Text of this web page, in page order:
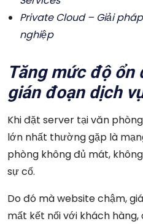
Private Cloud – Giải
nghiệp
Tăng mức độ ổn
gián đoạn dịch
Khi đặt server tại văn
lớn nhất thường gặp là
phòng không đủ mát,
sự cố.
Do đó mà website chậm,
mất kết nối với khách hàng,